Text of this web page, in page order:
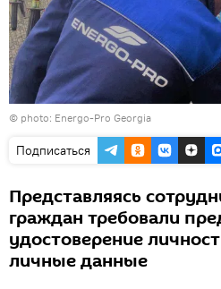
© photo: Energo-Pro Georgia
Подписаться
Представляясь
граждан требовали
удостоверение
личные данные